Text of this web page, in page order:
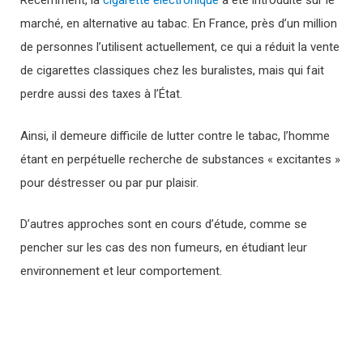
marché, en alternative au tabac. En France, près d’un million
de personnes l’utilisent actuellement, ce qui a réduit la vente
de cigarettes classiques chez les buralistes, mais qui fait
perdre aussi des taxes à l’État.
Ainsi, il demeure difficile de lutter contre le tabac, l’homme
étant en perpétuelle recherche de substances « excitantes »
pour déstresser ou par pur plaisir.
D’autres approches sont en cours d’étude, comme se
pencher sur les cas des non fumeurs, en étudiant leur
environnement et leur comportement.